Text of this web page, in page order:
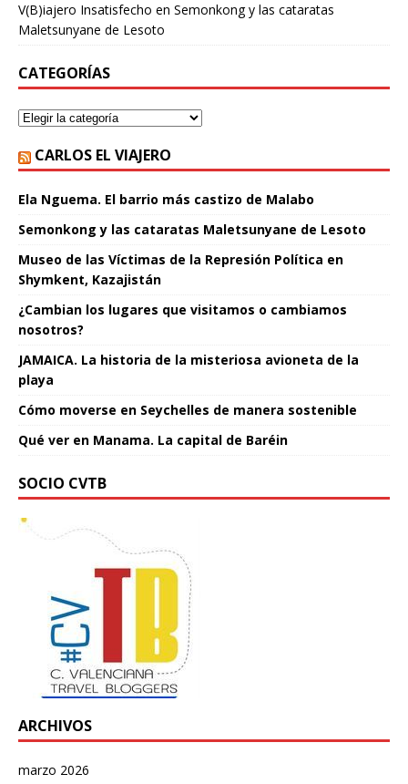
V(B)iajero Insatisfecho en Semonkong y las cataratas
Maletsunyane de Lesoto
CATEGORÍAS
CARLOS EL VIAJERO
Ela Nguema. El barrio más castizo de Malabo
Semonkong y las cataratas Maletsunyane de Lesoto
Museo de las Víctimas de la Represión Política en
Shymkent, Kazajistán
¿Cambian los lugares que visitamos o cambiamos
nosotros?
JAMAICA. La historia de la misteriosa avioneta de la
playa
Cómo moverse en Seychelles de manera sostenible
Qué ver en Manama. La capital de Baréin
SOCIO CVTB
ARCHIVOS
marzo 2026